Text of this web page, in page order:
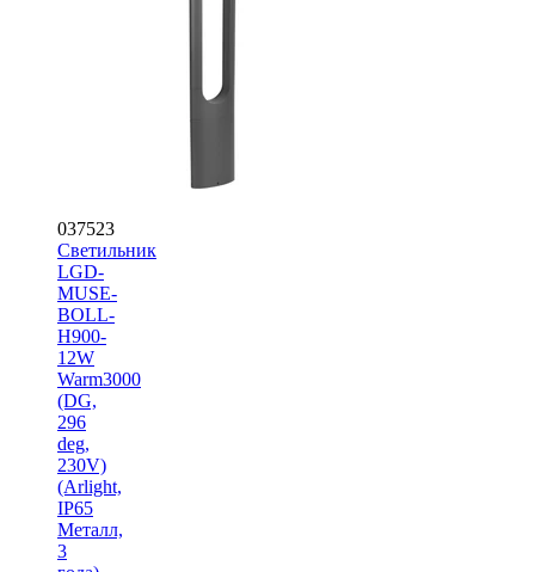
037523
Светильник
LGD-
MUSE-
BOLL-
H900-
12W
Warm3000
(DG,
296
deg,
230V)
(Arlight,
IP65
Металл,
3